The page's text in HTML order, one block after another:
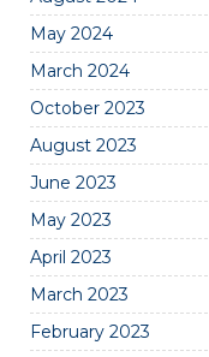
May 2024
March 2024
October 2023
August 2023
June 2023
May 2023
April 2023
March 2023
February 2023